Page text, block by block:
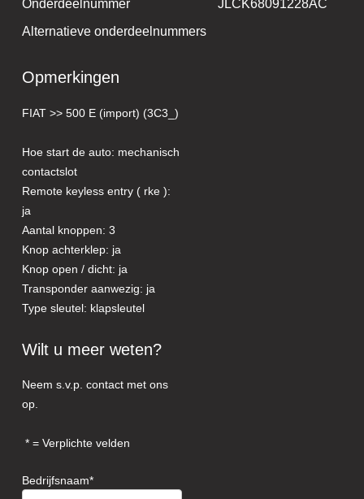
Onderdeelnummer
JLCK68091228AC
Alternatieve onderdeelnummers
Opmerkingen
FIAT >> 500 E (import) (3C3_)
Hoe start de auto: mechanisch
contactslot
Remote keyless entry ( rke ):
ja
Aantal knoppen: 3
Knop achterklep: ja
Knop open / dicht: ja
Transponder aanwezig: ja
Type sleutel: klapsleutel
Wilt u meer weten?
Neem s.v.p. contact met ons
op.
= Verplichte velden
Bedrijfsnaam